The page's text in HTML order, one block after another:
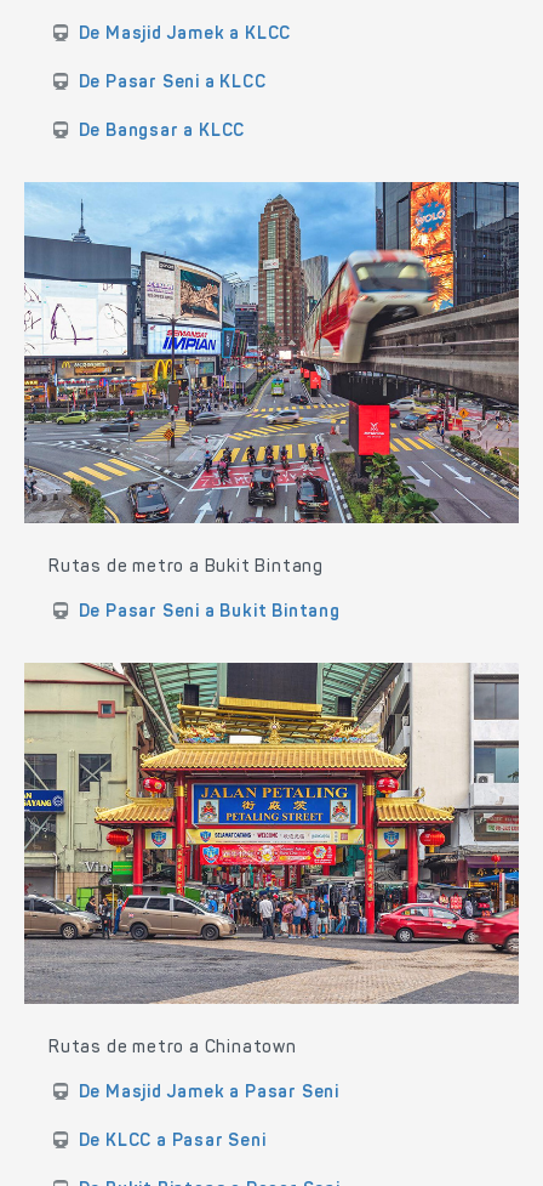
De Masjid Jamek a KLCC
De Pasar Seni a KLCC
De Bangsar a KLCC
Rutas de metro a Bukit Bintang
De Pasar Seni a Bukit Bintang
Rutas de metro a Chinatown
De Masjid Jamek a Pasar Seni
De KLCC a Pasar Seni